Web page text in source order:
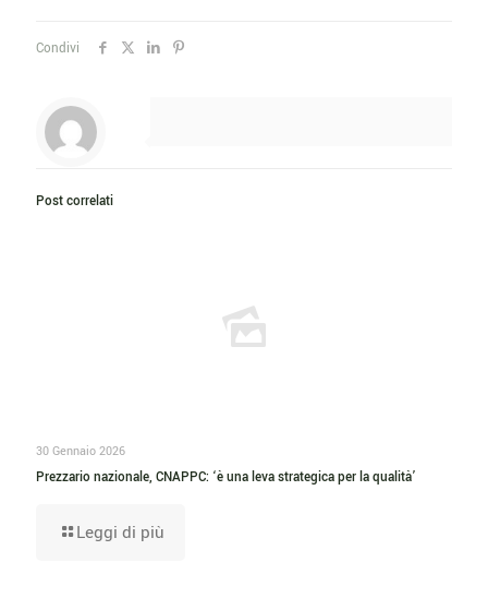
Condivi
Post correlati
30 Gennaio 2026
Prezzario nazionale, CNAPPC: ‘è una leva strategica per la qualità’
Leggi di più